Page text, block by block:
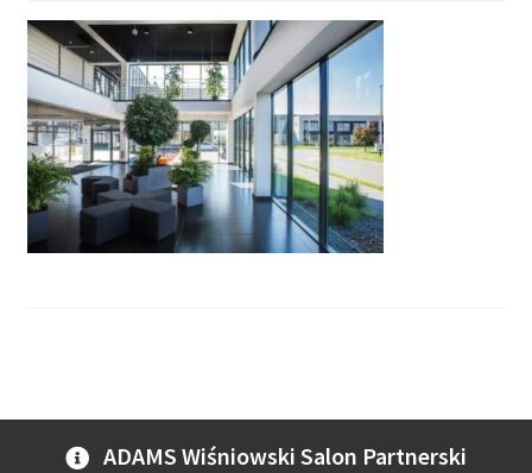
ADAMS Wiśniowski Salon Partnerski